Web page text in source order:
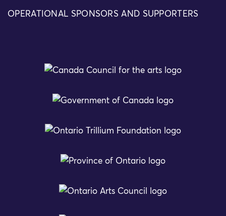
OPERATIONAL SPONSORS AND SUPPORTERS